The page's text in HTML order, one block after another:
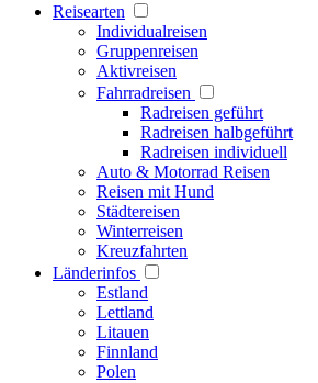
Reisearten
Individualreisen
Gruppenreisen
Aktivreisen
Fahrradreisen
Radreisen geführt
Radreisen halbgeführt
Radreisen individuell
Auto & Motorrad Reisen
Reisen mit Hund
Städtereisen
Winterreisen
Kreuzfahrten
Länderinfos
Estland
Lettland
Litauen
Finnland
Polen